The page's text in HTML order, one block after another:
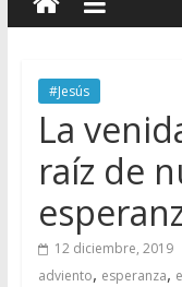
#Jesús
La
raíz de
12 diciembre, 2019
adviento, esperanza,